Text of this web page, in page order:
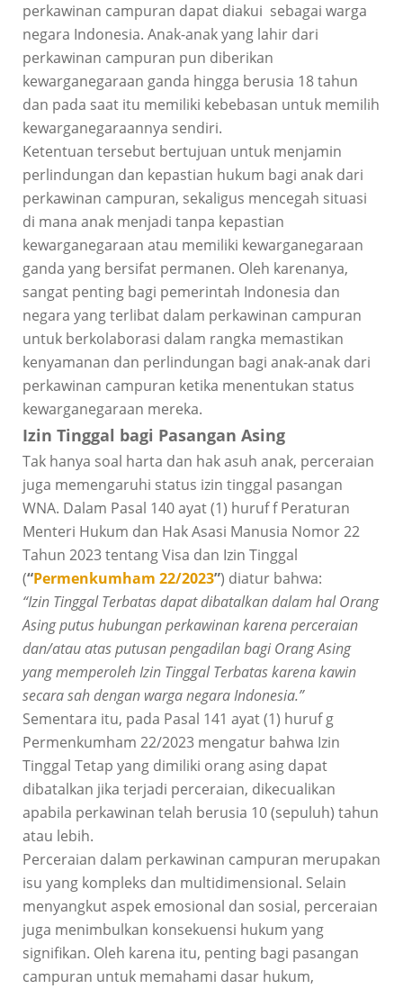
perkawinan campuran dapat diakui sebagai warga
negara Indonesia. Anak-anak yang lahir dari
perkawinan campuran pun diberikan
kewarganegaraan ganda hingga berusia 18 tahun
dan pada saat itu memiliki kebebasan untuk memilih
kewarganegaraannya sendiri.
Ketentuan tersebut bertujuan untuk menjamin
perlindungan dan kepastian hukum bagi anak dari
perkawinan campuran, sekaligus mencegah situasi
di mana anak menjadi tanpa kepastian
kewarganegaraan atau memiliki kewarganegaraan
ganda yang bersifat permanen. Oleh karenanya,
sangat penting bagi pemerintah Indonesia dan
negara yang terlibat dalam perkawinan campuran
untuk berkolaborasi dalam rangka memastikan
kenyamanan dan perlindungan bagi anak-anak dari
perkawinan campuran ketika menentukan status
kewarganegaraan mereka.
Izin Tinggal bagi Pasangan Asing
Tak hanya soal harta dan hak asuh anak, perceraian
juga memengaruhi status izin tinggal pasangan
WNA. Dalam Pasal 140 ayat (1) huruf f Peraturan
Menteri Hukum dan Hak Asasi Manusia Nomor 22
Tahun 2023 tentang Visa dan Izin Tinggal
(“Permenkumham 22/2023”) diatur bahwa:
“Izin Tinggal Terbatas dapat dibatalkan dalam hal Orang
Asing putus hubungan perkawinan karena perceraian
dan/atau atas putusan pengadilan bagi Orang Asing
yang memperoleh Izin Tinggal Terbatas karena kawin
secara sah dengan warga negara Indonesia.”
Sementara itu, pada Pasal 141 ayat (1) huruf g
Permenkumham 22/2023 mengatur bahwa Izin
Tinggal Tetap yang dimiliki orang asing dapat
dibatalkan jika terjadi perceraian, dikecualikan
apabila perkawinan telah berusia 10 (sepuluh) tahun
atau lebih.
Perceraian dalam perkawinan campuran merupakan
isu yang kompleks dan multidimensional. Selain
menyangkut aspek emosional dan sosial, perceraian
juga menimbulkan konsekuensi hukum yang
signifikan. Oleh karena itu, penting bagi pasangan
campuran untuk memahami dasar hukum,